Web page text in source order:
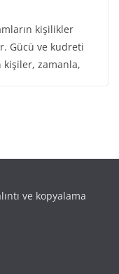
kişilikler
Gücü ve kudreti
zamanla,
ve kopyalama